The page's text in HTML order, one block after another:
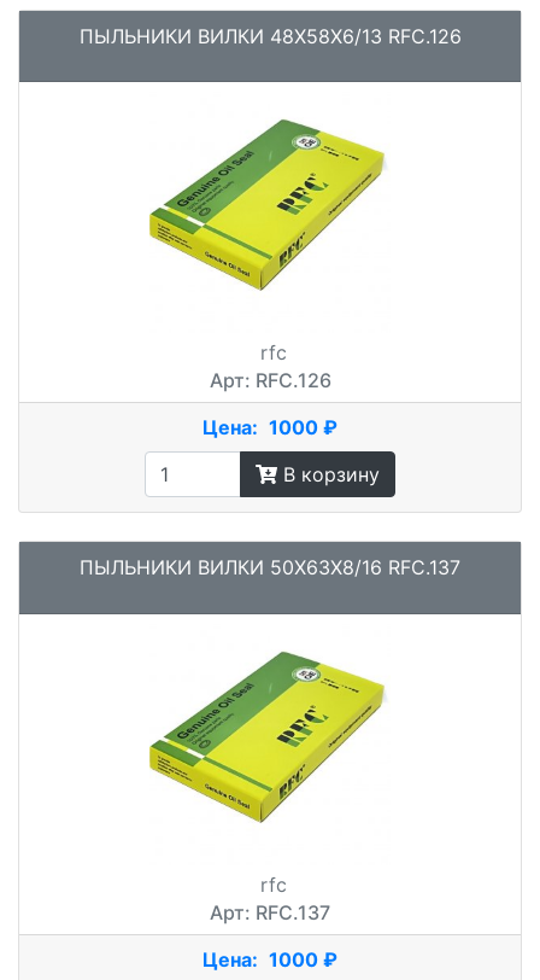
ПЫЛЬНИКИ ВИЛКИ 48X58X6/13 RFC.126
rfc
Арт: RFC.126
Цена: 1000 ₽
В корзину
ПЫЛЬНИКИ ВИЛКИ 50X63X8/16 RFC.137
rfc
Арт: RFC.137
Цена: 1000 ₽